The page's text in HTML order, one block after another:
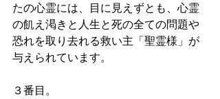
たの心霊には、目に見えずとも、心霊
の飢え渇きと人生と死の全ての問題や
恐れを取り去れる救い主「聖霊様」が
与えられています。
３番目。